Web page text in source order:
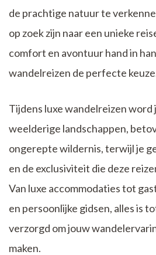
de prachtige natuur te
op zoek zijn naar een unieke
comfort en avontuur hand in
wandelreizen de perfecte
Tijdens luxe wandelreizen
weelderige landschappen,
ongerepte wildernis, terwijl je
en de exclusiviteit die deze
Van luxe accommodaties tot
en persoonlijke gidsen, alles is
verzorgd om jouw
maken.